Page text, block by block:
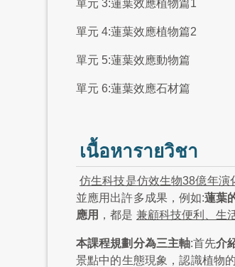
單元 3:蓮葉效應植物篇1
單元 4:蓮葉效應植物篇2
單元 5:蓮葉效應動物篇
單元 6:蓮葉效應石材篇
เนื้อหารายวิชา
仿生科技是仿效生物38億年
並應用出許多成果，例如:蓮葉
應用 ，都是 兼顧科技便利、生
本課程規劃分為三主軸:首先介
景點中的生態現象，認識植物